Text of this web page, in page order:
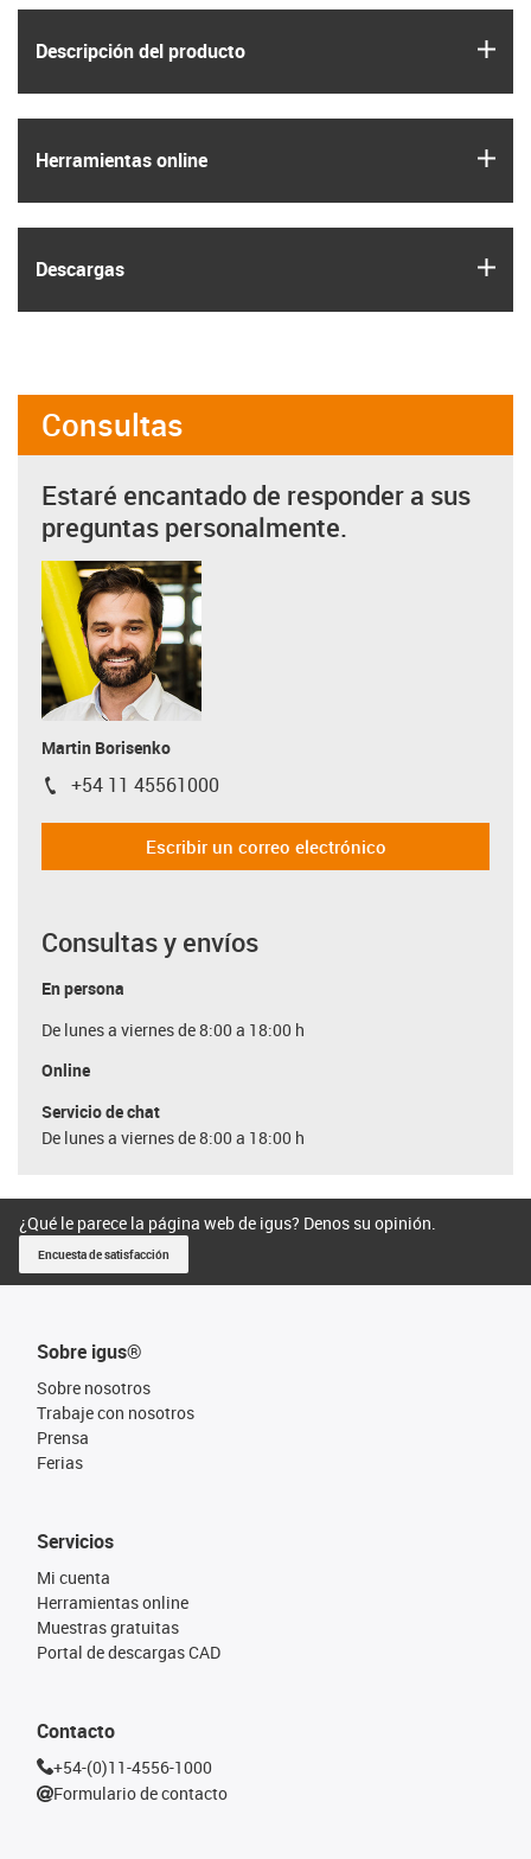
Descripción del producto
Herramientas online
Descargas
Consultas
Estaré encantado de responder a sus
preguntas personalmente.
Martin Borisenko
igus-icon-phone
+54 11 45561000
Escribir un correo electrónico
Consultas y envíos
En persona
De lunes a viernes de 8:00 a 18:00 h
Online
Servicio de chat
De lunes a viernes de 8:00 a 18:00 h
¿Qué le parece la página web de igus? Denos su opinión.
Encuesta de satisfacción
Sobre igus®
Sobre nosotros
Trabaje con nosotros
Prensa
Ferias
Servicios
Mi cuenta
Herramientas online
Muestras gratuitas
Portal de descargas CAD
Contacto
+54-(0)11-4556-1000
Formulario de contacto